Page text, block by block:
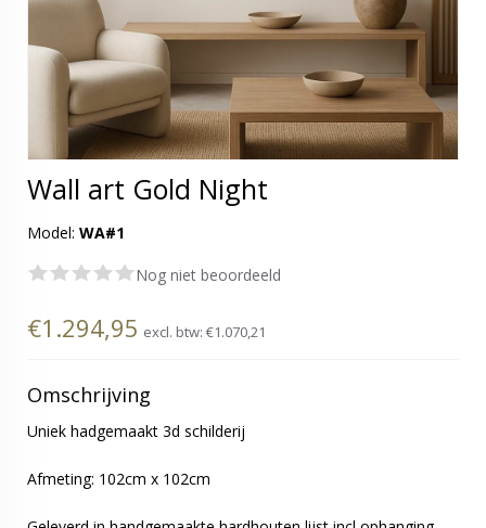
Wall art Gold Night
Model: WA#1
Nog niet beoordeeld
€1.294,95 excl. btw: €1.070,21
Omschrijving
Uniek hadgemaakt 3d schilderij
Afmeting: 102cm x 102cm